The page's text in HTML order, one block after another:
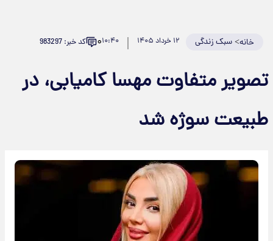
خانه>سبک زندگی ۱۰:۴۰۰ کد خبر: 983297
متفاوت مهسا کامیابی، در
سوژه شد